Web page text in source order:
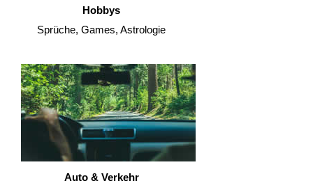
Hobbys
Sprüche, Games, Astrologie
Auto & Verkehr